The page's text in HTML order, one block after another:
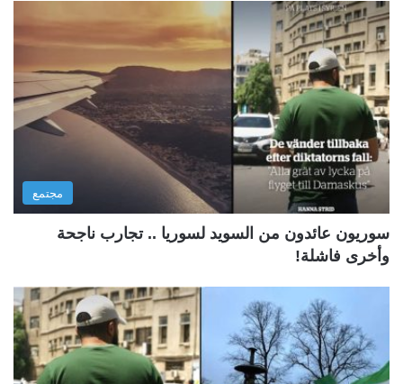
مجتمع
سوريون عائدون من السويد لسوريا .. تجارب ناجحة
وأخرى فاشلة!